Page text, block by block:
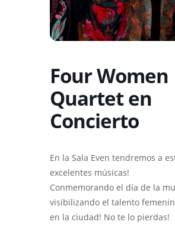
Four Women
Quartet en
Concierto
En la Sala Even tendremos a
excelentes músicas!
Conmemorando el día de la
visibilizando el talento
en la ciudad! No te lo pierdas!